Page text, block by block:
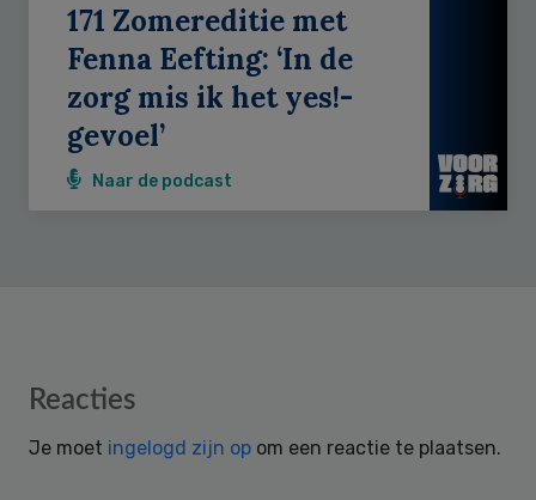
171 Zomereditie met
Fenna Eefting: ‘In de
zorg mis ik het yes!-
gevoel’
Naar de podcast
Reader
Reacties
Je moet ingelogd zijn op om een reactie te plaatsen.